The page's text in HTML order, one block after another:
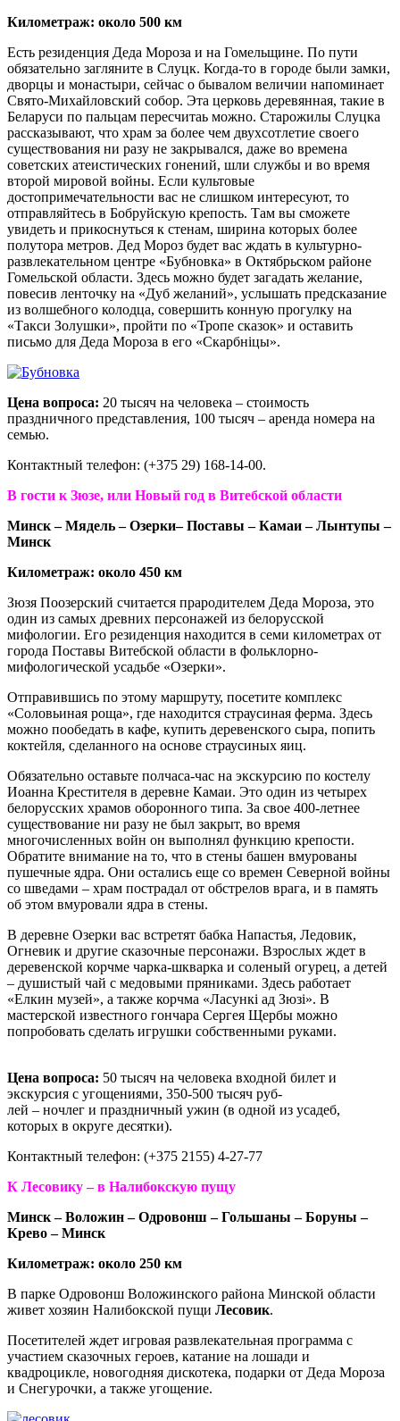
Километраж: около 500 км
Есть резиденция Деда Мороза и на Гомельщине. По пути
обязательно загляните в Слуцк. Когда-то в городе были замки,
дворцы и монастыри, сейчас о бывалом величии напоминает
Свято-Михайловский собор. Эта церковь деревянная, такие в
Беларуси по пальцам пересчитаь можно. Старожилы Слуцка
рассказывают, что храм за более чем двухсотлетие своего
существования ни разу не закрывался, даже во времена
советских атеистических гонений, шли службы и во время
второй мировой войны. Если культовые
достопримечательности вас не слишком интересуют, то
отправляйтесь в Бобруйскую крепость. Там вы сможете
увидеть и прикоснуться к стенам, ширина которых более
полутора метров. Дед Мороз будет вас ждать в культурно-
развлекательном центре «Бубновка» в Октябрьском районе
Гомельской области. Здесь можно будет загадать желание,
повесив ленточку на «Дуб желаний», услышать предсказание
из волшебного колодца, совершить конную прогулку на
«Такси Золушки», пройти по «Тропе сказок» и оставить
письмо для Деда Мороза в его «Скарбнiцы».
Цена вопроса: 20 тысяч на человека – стоимость
праздничного представления, 100 тысяч – аренда номера на
семью.
Контактный телефон: (+375 29) 168-14-00.
В гости к Зюзе, или Новый год в Витебской области
Минск – Мядель – Озерки– Поставы – Камаи – Лынтупы –
Минск
Километраж: около 450 км
Зюзя Поозерский считается прародителем Деда Мороза, это
один из самых древних персонажей из белорусской
мифологии. Его резиденция находится в семи километрах от
города Поставы Витебской области в фольклорно-
мифологической усадьбе «Озерки».
Отправившись по этому маршруту, посетите комплекс
«Соловьиная роща», где находится страусиная ферма. Здесь
можно пообедать в кафе, купить деревенского сыра, попить
коктейля, сделанного на основе страусиных яиц.
Обязательно оставьте полчаса-час на экскурсию по костелу
Иоанна Крестителя в деревне Камаи. Это один из четырех
белорусских храмов оборонного типа. За свое 400-летнее
существование ни разу не был закрыт, во время
многочисленных войн он выполнял функцию крепости.
Обратите внимание на то, что в стены башен вмурованы
пушечные ядра. Они остались еще со времен Северной войны
со шведами – храм пострадал от обстрелов врага, и в память
об этом вмуровали ядра в стены.
В деревне Озерки вас встретят бабка Напастья, Ледовик,
Огневик и другие сказочные персонажи. Взрослых ждет в
деревенской корчме чарка-шкварка и соленый огурец, а детей
– душистый чай с медовыми пряниками. Здесь работает
«Елкин музей», а также корчма «Ласункi ад Зюзi». В
мастерской известного гончара Сергея Щербы можно
попробовать сделать игрушки собственными руками.
Цена вопроса: 50 тысяч на человека входной билет и
экскурсия с угощениями, 350-500 тысяч руб-
лей – ночлег и праздничный ужин (в одной из усадеб,
которых в округе десятки).
Контактный телефон: (+375 2155) 4-27-77
К Лесовику – в Налибокскую пущу
Минск – Воложин – Одровонш – Гольшаны – Боруны –
Крево – Минск
Километраж: около 250 км
В парке Одровонш Воложинского района Минской области
живет хозяин Налибокской пущи Лесовик.
Посетителей ждет игровая развлекательная программа с
участием сказочных героев, катание на лошади и
квадроцикле, новогодняя дискотека, подарки от Деда Мороза
и Снегурочки, а также угощение.